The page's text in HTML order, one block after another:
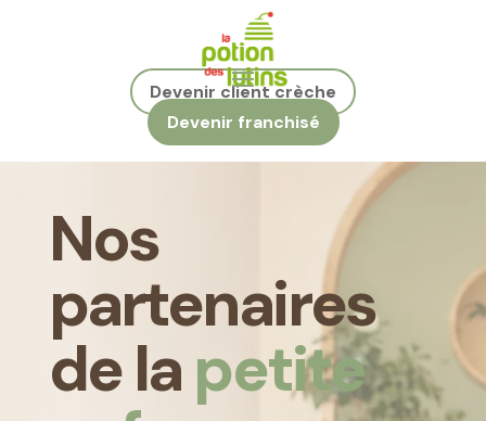
Devenir client crèche
Devenir franchisé
Nos
partenaires
de lapetite